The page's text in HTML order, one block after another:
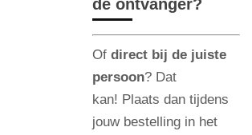
de ontvanger?
Of direct bij de juiste
persoon? Dat
kan! Plaats dan tijdens
jouw bestelling in het